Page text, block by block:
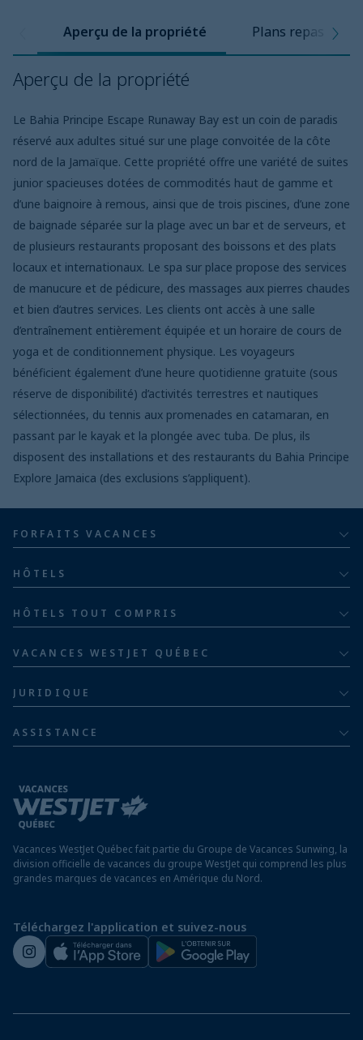
Aperçu de la propriété Plans repas
Aperçu de la propriété
Le Bahia Principe Escape Runaway Bay est un coin de paradis
réservé aux adultes situé sur une plage convoitée de la côte
nord de la Jamaïque. Cette propriété offre une variété de suites
junior spacieuses dotées de commodités haut de gamme et
d’une baignoire à remous, ainsi que de trois piscines, d’une zone
de baignade séparée sur la plage avec un bar et de serveurs, et
de plusieurs restaurants proposant des boissons et des plats
locaux et internationaux. Le spa sur place propose des services
de manucure et de pédicure, des massages aux pierres chaudes
et bien d’autres services. Les clients ont accès à une salle
d’entraînement entièrement équipée et un horaire de cours de
yoga et de conditionnement physique. Les voyageurs
bénéficient également d’une heure quotidienne gratuite (sous
réserve de disponibilité) d’activités terrestres et nautiques
sélectionnées, du tennis aux promenades en catamaran, en
passant par le kayak et la plongée avec tuba. De plus, ils
disposent des installations et des restaurants du Bahia Principe
Explore Jamaica (des exclusions s’appliquent).
FORFAITS VACANCES
Pour adultes
Pour les familles
Familles de cinq ou plus
HÔTELS
Groupe hôtelier Barceló
HÔTELS TOUT COMPRIS
Hôtels en République dominicaine
Hôtels en Jamaïque
Hôtels au Mexique
Hôtels au Panama
Hôtels à Saint-Martin
VACANCES WESTJET QUÉBEC
Communiquer avec nous
Informations sur la compagnie aérienne
JURIDIQUE
Modalités et conditions
Rapport sur l’esclavage moderne
ASSISTANCE
Avis aux voyageurs
Exigences d’entrée à destination
Assurez vos vacances
Voyager depuis un aéroport hors Québec
Salle de presse de WestJet
Vacances WestJet Québec fait partie du Groupe de Vacances Sunwing, la
division officielle de vacances du groupe WestJet qui comprend les plus
grandes marques de vacances en Amérique du Nord.
Téléchargez l'application et suivez-nous